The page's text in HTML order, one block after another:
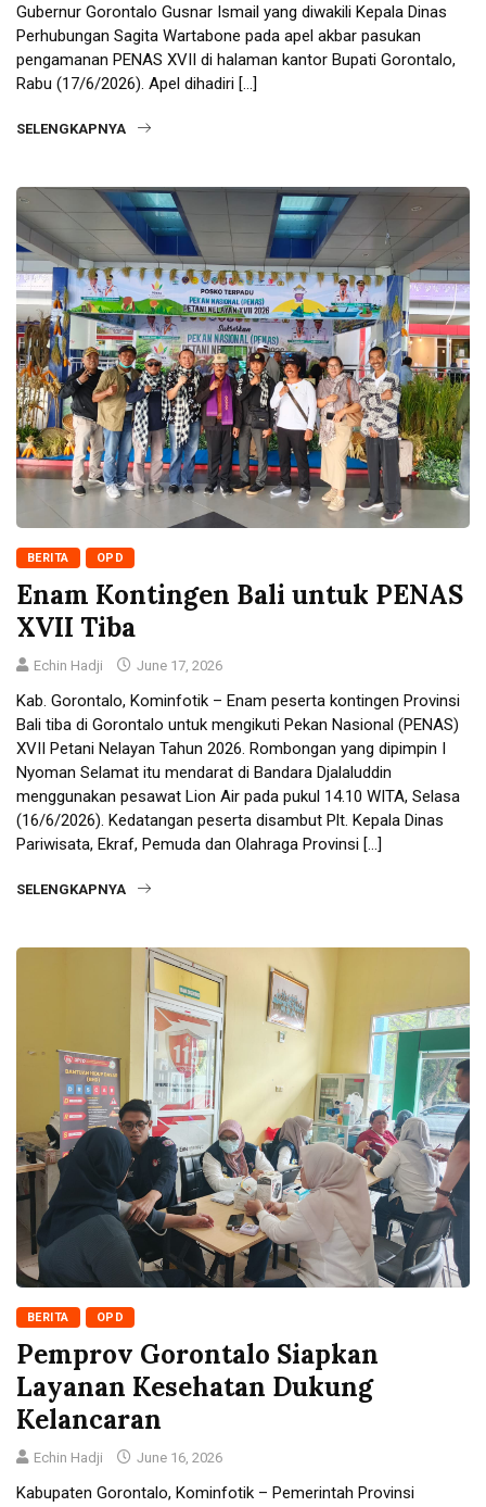
Gubernur Gorontalo Gusnar Ismail yang diwakili Kepala Dinas
Perhubungan Sagita Wartabone pada apel akbar pasukan
pengamanan PENAS XVII di halaman kantor Bupati Gorontalo,
Rabu (17/6/2026). Apel dihadiri […]
SELENGKAPNYA
BERITA OPD
Enam Kontingen Bali untuk PENAS
XVII Tiba
Echin Hadji June 17, 2026
Kab. Gorontalo, Kominfotik – Enam peserta kontingen Provinsi
Bali tiba di Gorontalo untuk mengikuti Pekan Nasional (PENAS)
XVII Petani Nelayan Tahun 2026. Rombongan yang dipimpin I
Nyoman Selamat itu mendarat di Bandara Djalaluddin
menggunakan pesawat Lion Air pada pukul 14.10 WITA, Selasa
(16/6/2026). Kedatangan peserta disambut Plt. Kepala Dinas
Pariwisata, Ekraf, Pemuda dan Olahraga Provinsi […]
SELENGKAPNYA
BERITA OPD
Pemprov Gorontalo Siapkan
Layanan Kesehatan Dukung
Kelancaran
Echin Hadji June 16, 2026
Kabupaten Gorontalo, Kominfotik – Pemerintah Provinsi